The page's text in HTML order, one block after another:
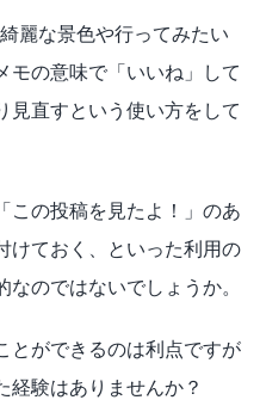
麗な景色や行ってみたい
モの意味で「いいね」して
見直すという使い方をして
この投稿を見たよ！」のあ
けておく、といった利用の
のではないでしょうか。
とができるのは利点ですが
経験はありませんか？